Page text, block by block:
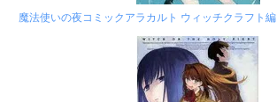
魔法使いの夜コミックアラカルト ウィッチクラフト編